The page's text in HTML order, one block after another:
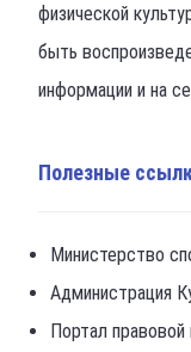
физической
быть
информации и на
Полезные
Министерство
Администрация
Портал